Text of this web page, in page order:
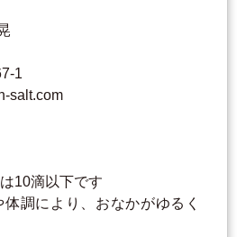
1
salt.com
10滴以下です
体調により、おなかがゆるく